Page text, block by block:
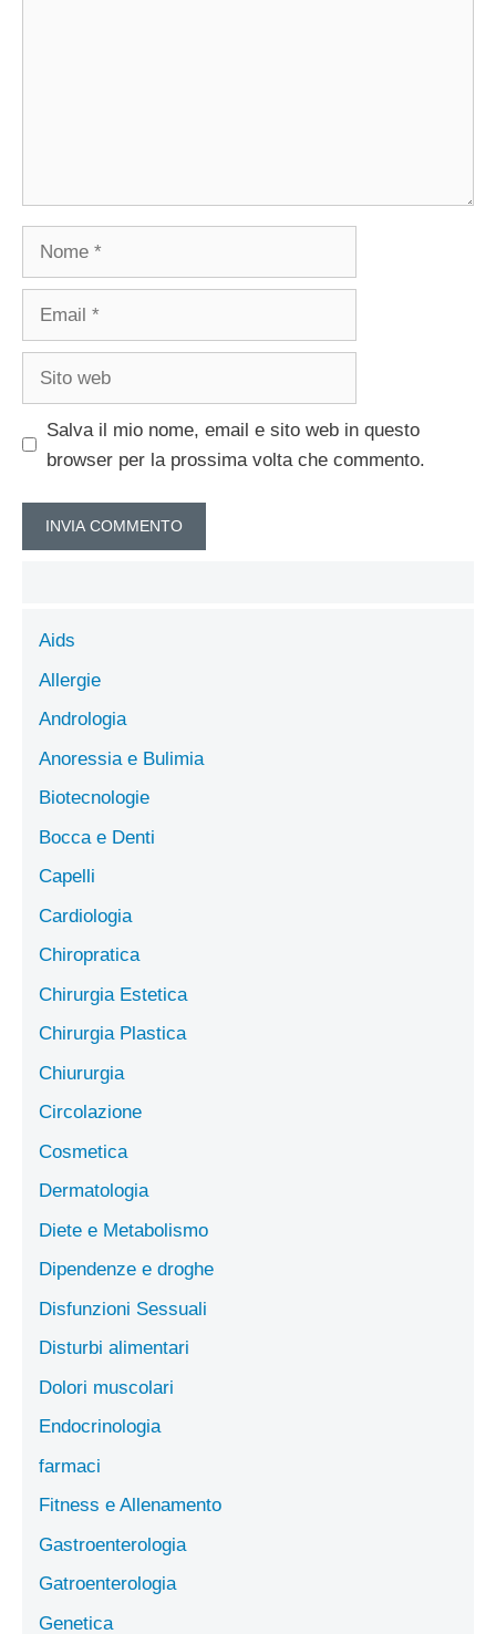
Salva il mio nome, email e sito web in questo
browser per la prossima volta che commento.
Aids
Allergie
Andrologia
Anoressia e Bulimia
Biotecnologie
Bocca e Denti
Capelli
Cardiologia
Chiropratica
Chirurgia Estetica
Chirurgia Plastica
Chiururgia
Circolazione
Cosmetica
Dermatologia
Diete e Metabolismo
Dipendenze e droghe
Disfunzioni Sessuali
Disturbi alimentari
Dolori muscolari
Endocrinologia
farmaci
Fitness e Allenamento
Gastroenterologia
Gatroenterologia
Genetica